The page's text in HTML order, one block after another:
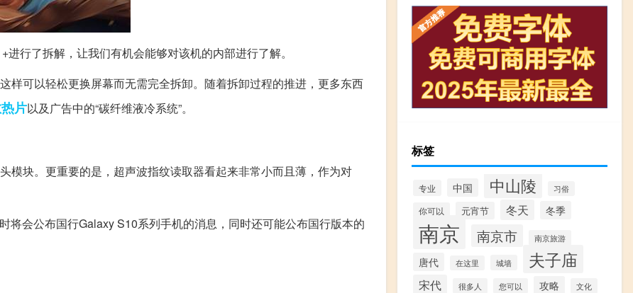
行了拆解，让我们有机会能够对该机的内部进行了解。
样可以轻松更换屏幕而无需完全拆卸。随着拆卸过程的推进，更多东西
片以及广告中的“碳纤维液冷系统”。
模块。更重要的是，超声波指纹读取器看起来非常小而且薄，作为对
会公布国行Galaxy S10系列手机的消息，同时还可能公布国行版本的
标签
专业 中国 中山陵 习俗
你可以 元宵节 冬天 冬季
南京 南京市 南京旅游
唐代 在这里 城墙 夫子庙
宋代 很多人 您可以 攻略 文化